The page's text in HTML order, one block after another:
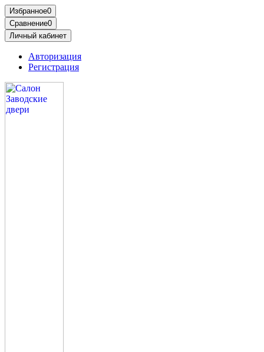
Избранное0
Сравнение0
Личный кабинет
Авторизация
Регистрация